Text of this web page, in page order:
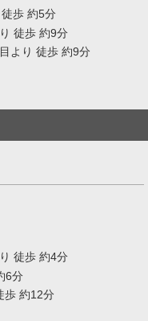
歩 約5分
徒歩 約9分
より 徒歩 約9分
徒歩 約4分
6分
歩 約12分